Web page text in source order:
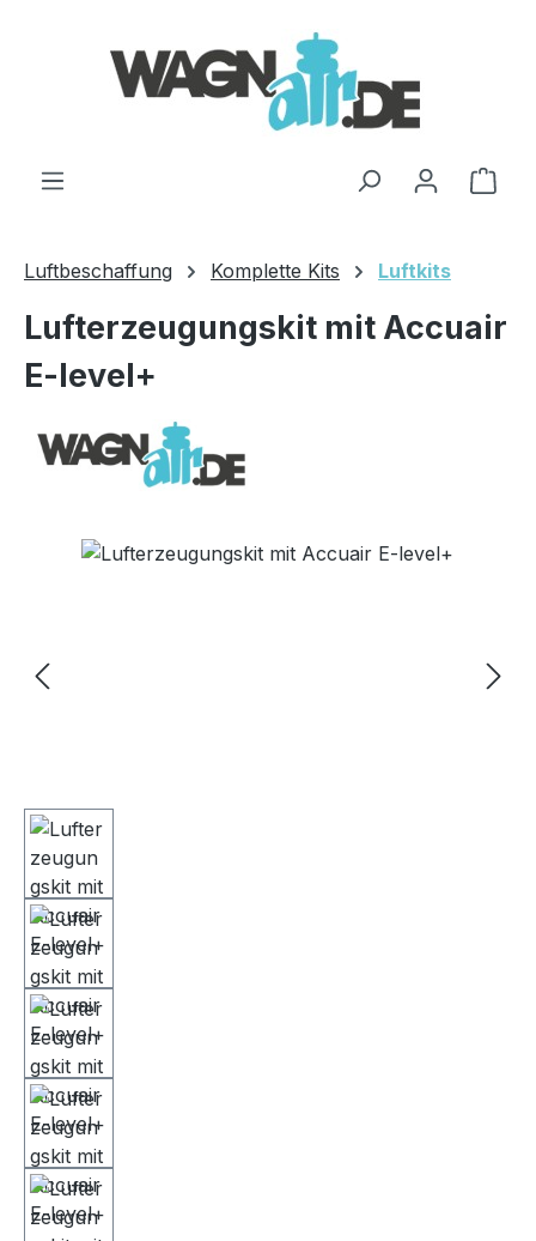
Luftbeschaffung Komplette Kits Luftkits
Lufterzeugungskit mit Accuair
E-level+
Bildergalerie überspringen